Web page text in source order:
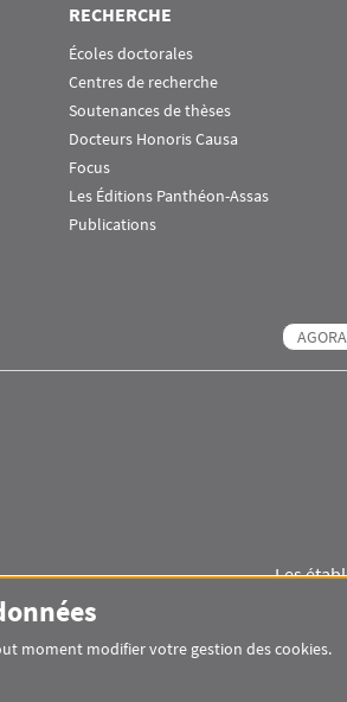
RECHERCHE
Écoles doctorales
Centres de recherche
Soutenances de thèses
Docteurs Honoris Causa
Focus
Les Éditions Panthéon-Assas
Publications
Les
moment modifier votre gestion des cookies.